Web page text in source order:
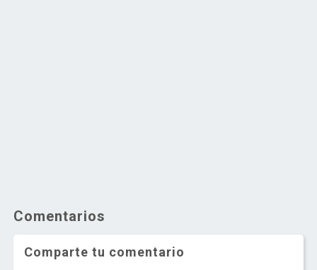
Comentarios
Comparte tu comentario